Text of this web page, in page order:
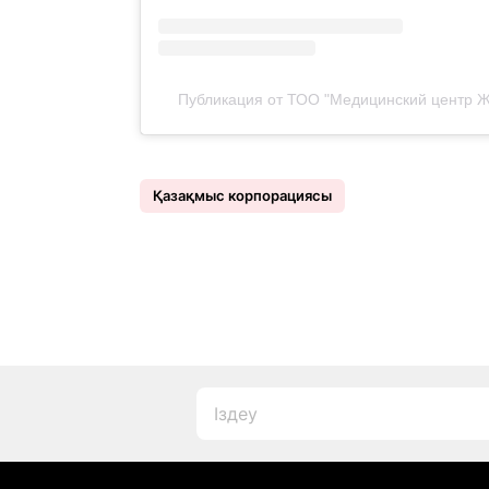
Публикация от ТОО "Медицинский центр
Қазақмыс корпорациясы